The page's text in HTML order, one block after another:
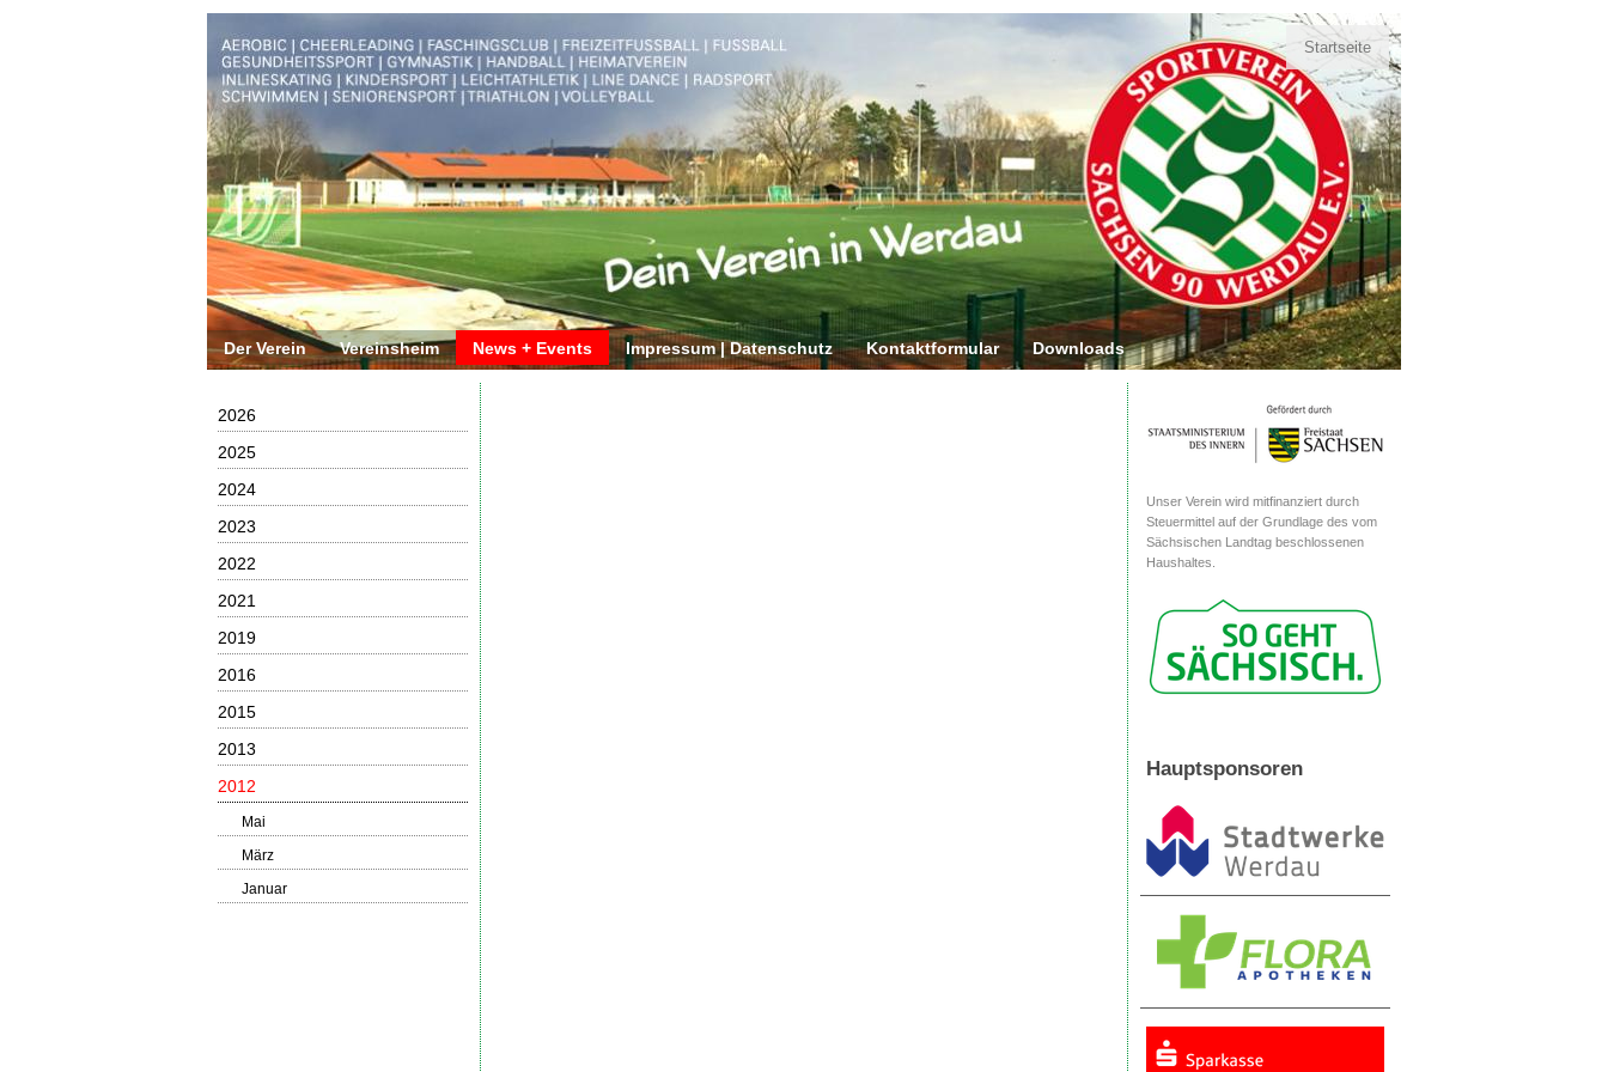
Startseite
Der Verein Vereinsheim News + Events Impressum | Datenschutz Kontaktformular Downloads
2026
2025
2024
2023
2022
2021
2019
2016
2015
2013
2012
Mai
März
Januar
Unser Verein wird mitfinanziert durch
Steuermittel auf der Grundlage des vom
Sächsischen Landtag beschlossenen
Haushaltes.
Hauptsponsoren